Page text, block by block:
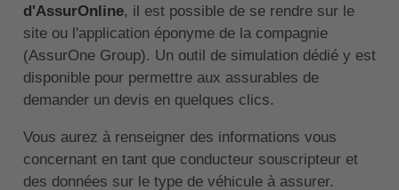
d'AssurOnline, il est possible de se rendre sur le
site ou l'application éponyme de la compagnie
(AssurOne Group). Un outil de simulation dédié y est
disponible pour permettre aux assurables de
demander un devis en quelques clics.
Vous aurez à renseigner des informations vous
concernant en tant que conducteur souscripteur et
des données sur le type de véhicule à assurer.